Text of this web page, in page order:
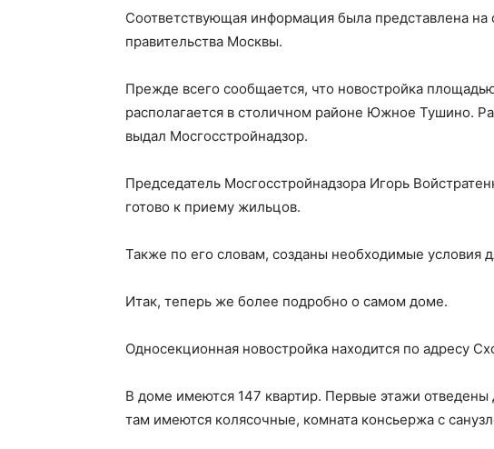
Соответствующая информация была представлена
правительства Москвы.
Прежде всего сообщается, что новостройка
располагается в столичном районе Южное Тушино.
выдал Мосгосстройнадзор.
Председатель Мосгосстройнадзора Игорь
готово к приему жильцов.
Также по его словам, созданы необходимые условия
Итак, теперь же более подробно о самом доме.
Односекционная новостройка находится по адресу
В доме имеются 147 квартир. Первые этажи
там имеются колясочные, комната консьержа с